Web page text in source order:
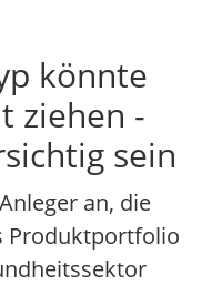
könnte
ziehen -
sein
an, die
Produktportfolio